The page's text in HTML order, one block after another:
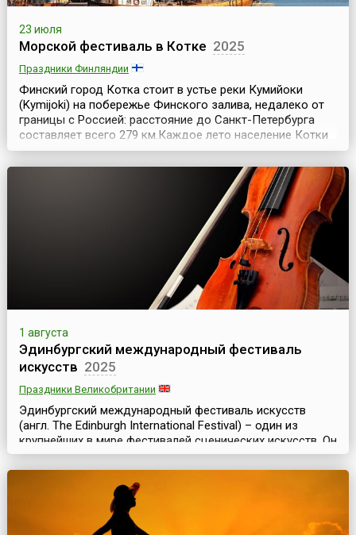
23 июля
Морской фестиваль в Котке 2025
Праздники Финляндии
Финский город Котка стоит в устье реки Кумийоки
(Kymijoki) на побережье Финского залива, недалеко от
границы с Россией: расстояние до Санкт-Петербурга
составляет всего 279 км.Каждое лето население Котки
на несколько июльских дней увеличивается на
несколько тысяч человек. Со всего мира съезжаются
сюда люди на широко известный Морской фестиваль
(Kotka Maritime Festival) – самый большой летний пр...
1 августа
Эдинбургский международный фестиваль
искусств 2025
Праздники Великобритании
Эдинбургский международный фестиваль искусств
(англ. The Edinburgh International Festival) – один из
крупнейших в мире фестивалей сценических искусств. Он
проходит в столице Шотландии ежегодно в августе и
длится почти месяц. Эдинбургский фестиваль уникален
тем, что здесь одновременно представлены
театральное, оперное, танцевальное и музыкальное
искусства. Он включает в себя концерты классическ...